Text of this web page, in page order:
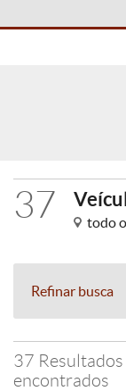
37 todo
Refinar busca
37 Resultados
encontrados